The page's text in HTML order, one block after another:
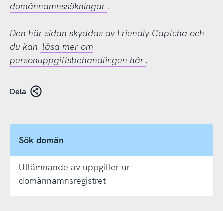
domännamnssökningar .
Den här sidan skyddas av Friendly Captcha och
du kan läsa mer om
personuppgiftsbehandlingen här .
Dela
Sök domän
Utlämnande av uppgifter ur
domännamnsregistret